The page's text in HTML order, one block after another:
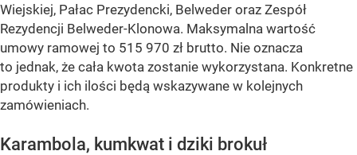
Wiejskiej, Pałac Prezydencki, Belweder oraz Zespół
Rezydencji Belweder-Klonowa. Maksymalna wartość
umowy ramowej to 515 970 zł brutto. Nie oznacza
to jednak, że cała kwota zostanie wykorzystana. Konkretne
produkty i ich ilości będą wskazywane w kolejnych
zamówieniach.
Karambola, kumkwat i dziki brokuł